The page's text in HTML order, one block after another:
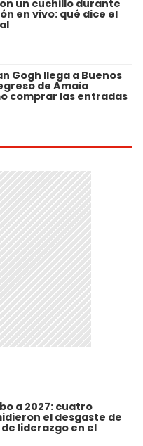
un cuchillo durante
en vivo: qué dice el
Gogh llega a Buenos
de Amaia
comprar las entradas
a 2027: cuatro
el desgaste de
liderazgo en el